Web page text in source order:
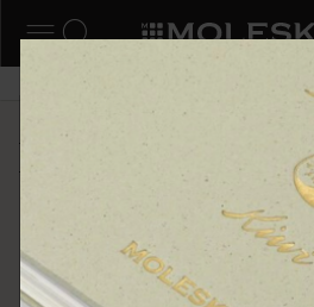
ナビゲーションの切
検索 (キーワード
6,500円以上のご購入
ーを閉じる
ショップ
ISSEY MIYAKE | モレスキン